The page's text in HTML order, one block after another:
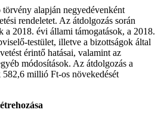
alapján negyedévenként
rendeletet. Az átdolgozás során
a 2018. évi állami támogatások, a 2018.
testület, illetve a bizottságok által
érintő hatásai, valamint az
módosítások. Az átdolgozás a
582,6 millió Ft-os növekedését